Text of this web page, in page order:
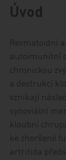
Úvod
Revmatoidní
autoimunitní
chronickou
a destrukcí
vznikají
synoviální
kloubní
ke zhoršené
artritida